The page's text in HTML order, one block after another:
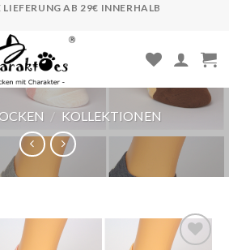
AB 29€ INNERHALB
/ KOLLEKTIONEN